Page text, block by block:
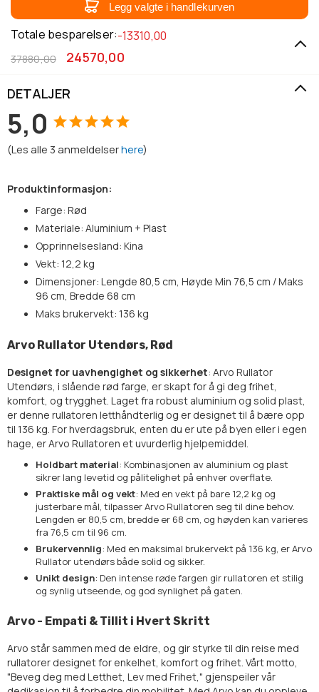
Legg valgte i handlekurven
Totale besparelser:-13310,00
24570,00
37880,00
DETALJER
5,0
(Les alle 3anmeldelserhere)
Produktinformasjon:
Farge: Rød
Materiale: Aluminium + Plast
Opprinnelsesland: Kina
Vekt: 12,2 kg
Dimensjoner: Lengde 80,5 cm, Høyde Min 76,5 cm / Maks
96 cm, Bredde 68 cm
Maks brukervekt: 136 kg
Arvo Rullator Utendørs, Rød
Designet for uavhengighet og sikkerhet: Arvo Rullator
Utendørs, i slående rød farge, er skapt for å gi deg frihet,
komfort, og trygghet. Laget fra robust aluminium og solid plast,
er denne rullatoren letthåndterlig og er designet til å bære opp
til 136 kg. For hverdagsbruk, enten du er ute på byen eller i egen
hage, er Arvo Rullatoren et uvurderlig hjelpemiddel.
Holdbart material: Kombinasjonen av aluminium og plast
sikrer lang levetid og pålitelighet på enhver overflate.
Praktiske mål og vekt: Med en vekt på bare 12,2 kg og
justerbare mål, tilpasser Arvo Rullatoren seg til dine behov.
Lengden er 80,5 cm, bredde er 68 cm, og høyden kan varieres
fra 76,5 cm til 96 cm.
Brukervennlig: Med en maksimal brukervekt på 136 kg, er Arvo
Rullator utendørs både solid og sikker.
Unikt design: Den intense røde fargen gir rullatoren et stilig
og synlig utseende, og god synlighet på gaten.
Arvo - Empati & Tillit i Hvert Skritt
Arvo står sammen med de eldre, og gir styrke til din reise med
rullatorer designet for enkelhet, komfort og frihet. Vårt motto,
"Beveg deg med Letthet, Lev med Frihet," gjenspeiler vår